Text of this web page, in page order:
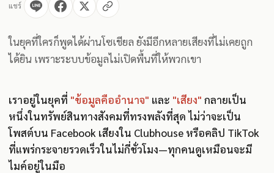
แชร์
ในยุคที่ใครก็พูดได้ผ่านโซเชียล ยังมีอีกหลายเสียงที่ไม่เคยถูก
ได้ยิน เพราะระบบข้อมูลไม่เปิดพื้นที่ให้พวกเขา
เราอยู่ในยุคที่ "ข้อมูลคืออำนาจ" และ "เสียง" กลายเป็น
หนึ่งในทรัพย์สินทางสังคมที่ทรงพลังที่สุด ไม่ว่าจะเป็น
โพสต์บน Facebook เสียงใน Clubhouse หรือคลิป TikTok
ที่แพร่กระจายรวดเร็วในไม่กี่ชั่วโมง—ทุกคนดูเหมือนจะมี
ไมค์อยู่ในมือ